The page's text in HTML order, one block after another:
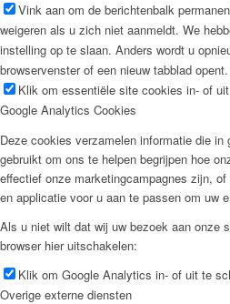
Vink aan om de berichtenbalk
weigeren als u zich niet aanmeldt. We
instelling op te slaan. Anders wordt u
browservenster of een nieuw tabblad opent.
Klik om essentiële site cookies in- of
Google Analytics Cookies
Deze cookies verzamelen informatie die in
gebruikt om ons te helpen begrijpen hoe
effectief onze marketingcampagnes zijn,
en applicatie voor u aan te passen om uw
Als u niet wilt dat wij uw bezoek aan onze
browser hier uitschakelen:
Klik om Google Analytics in- of uit te
Overige externe diensten